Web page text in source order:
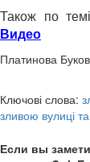
Також по
Видео
Платинова
Ключові слова:
зливою вулиці
Если вы